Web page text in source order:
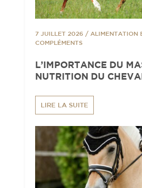
7 JUILLET 2026 / ALIMENTATION
COMPLÉMENTS
L’IMPORTANCE DU
NUTRITION DU
LIRE LA SUITE